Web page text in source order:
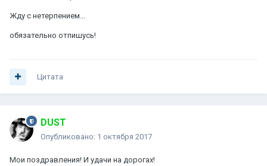
Жду с нетерпением...
обязательно отпишусь!
Цитата
DUST
Опубликовано: 1 октября 2017
Мои поздравления! И удачи на дорогах!